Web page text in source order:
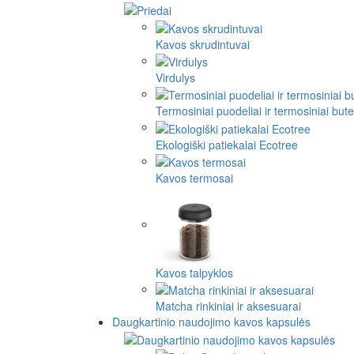
Kavos skrudintuvai
Virdulys
Termosiniai puodeliai ir termosiniai
Ekologiški patiekalai Ecotree
Kavos termosai
Kavos talpyklos
Matcha rinkiniai ir aksesuarai
Daugkartinio naudojimo kavos kapsulės